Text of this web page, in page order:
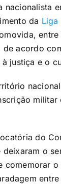
da Liga
, entre
acordo
justiça e o
militar
do
o
comemorar